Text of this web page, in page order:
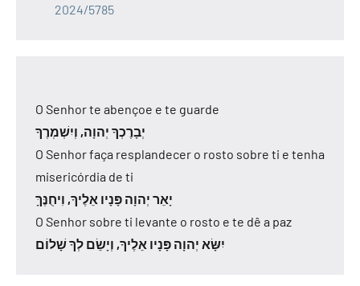
2024/5785
O Senhor te abençoe e te guarde
יְבָרֶכְךָ יְהוָה, וְיִשְׁמְרֶךָ
O Senhor faça resplandecer o rosto sobre ti e tenha
misericórdia de ti
יָאֵר יְהוָה פָּנָיו אֵלֶיךָ, וִיחֻנֶּךָּ
O Senhor sobre ti levante o rosto e te dê a paz
יִשָּׂא יְהוָה פָּנָיו אֵלֶיךָ, וְיָשֵׂם לְךָ שָׁלוֹם